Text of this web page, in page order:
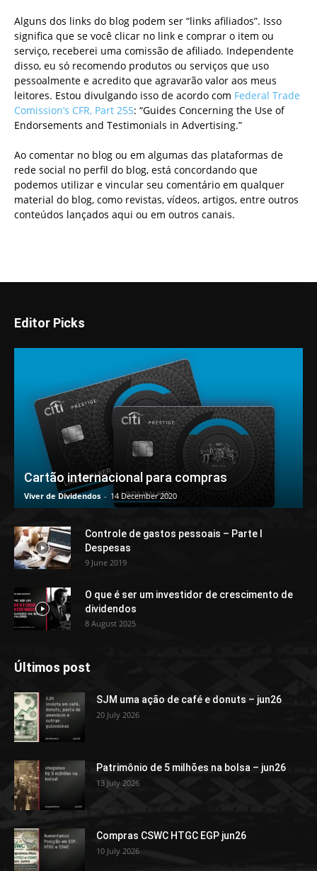
Alguns dos links do blog podem ser “links afiliados”. Isso
significa que se você clicar no link e comprar o item ou
serviço, receberei uma comissão de afiliado. Independente
disso, eu só recomendo produtos ou serviços que uso
pessoalmente e acredito que agravarão valor aos meus
leitores. Estou divulgando isso de acordo com Federal Trade
Comission’s CFR, Part 255: “Guides Concerning the Use of
Endorsements and Testimonials in Advertising.”
Ao comentar no blog ou em algumas das plataformas de
rede social no perfil do blog, está concordando que
podemos utilizar e vincular seu comentário em qualquer
material do blog, como revistas, vídeos, artigos, entre outros
conteúdos lançados aqui ou em outros canais.
Editor Picks
Cartão internacional para compras
Viver de Dividendos - 14 December 2020
Controle de gastos pessoais – Parte I
Despesas
9 June 2019
O que é ser um investidor de crescimento de
dividendos
8 August 2025
Últimos post
SJM uma ação de café e donuts – jun26
20 July 2026
Patrimônio de 5 milhões na bolsa – jun26
13 July 2026
Compras CSWC HTGC EGP jun26
10 July 2026